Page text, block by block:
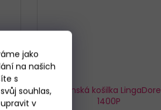
jako
na našich
s
souhlas,
v
%
Dámská košilka LingaDore
1400P